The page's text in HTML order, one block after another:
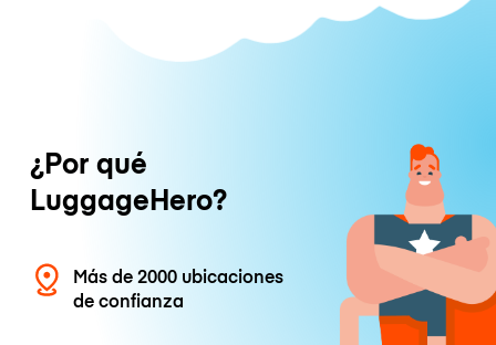
¿Por qué
LuggageHero?
Más de 2000 ubicaciones
de confianza